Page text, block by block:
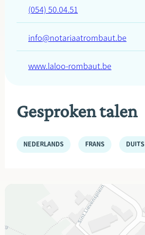
(054) 50.04.51
info@notariaatrombaut.be
www.laloo-rombaut.be
Gesproken talen
NEDERLANDS FRANS DUITS